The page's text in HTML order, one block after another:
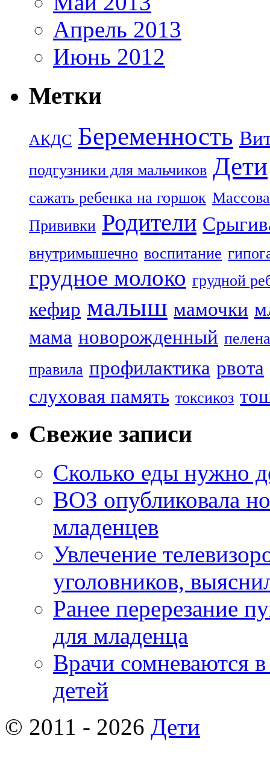
Апрель 2013
Июнь 2012
Метки
АКДС Беременность
подгузники для мальчиков Дети
сажать ребенка на горшок
Прививки Родители
внутримышечно воспитание
грудное молоко грудной
кефир малыш мамочки
мама новорожденный
правила профилактика рвота
слуховая память токсикоз
Свежие записи
Сколько еды нужно
ВОЗ опубликовала
младенцев
Увлечение
уголовников,
Ранее перерезание
для младенца
Врачи сомневаются
детей
© 2011 - 2026 Дети